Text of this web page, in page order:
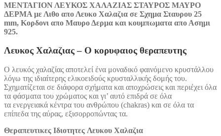
ΜΕΝΤΑΓΙΟΝ ΛΕΥΚΟΣ ΧΑΛΑΖΙΑΣ ΣΤΑΥΡΟΣ ΜΑΥΡΟ
ΔΕΡΜΑ με Λιθο απο Λευκο Χαλαζια σε Σχημα Σταυρου 25
mm, Κορδονι απο Μαυρο Δερμα και κουμπωματα απο Ασημι
925.
Λευκος Χαλαζιας – Ο κορυφαιος θεραπευτης
Ο λευκός χαλαζίας αποτελεί ένα μοναδικό φαινόμενο κρυστάλλου
λόγω της ιδιαίτερης ελικοειδούς κρυσταλλικής δομής του.
Σχηματίζεται σε διάφορα σχήματα και αποχρώσεις και περιέχει όλα
τα φάσματα του χρώματος και γι’ αυτό επιδρά σε όλα
τα ενεργειακά κέντρα του ανθρώπου (chakras) και σε όλα τα
επίπεδα της αύρας, εξισορροπώντας τα.
Θεραπευτικες Ιδιοτητες Λευκου Χαλαζια